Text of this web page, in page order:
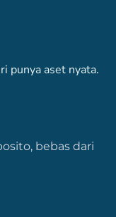
punya aset nyata.
bebas dari